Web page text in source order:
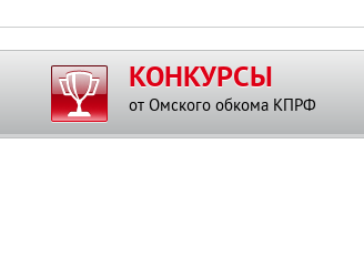
КОНКУРСЫ
от Омского обкома КПРФ